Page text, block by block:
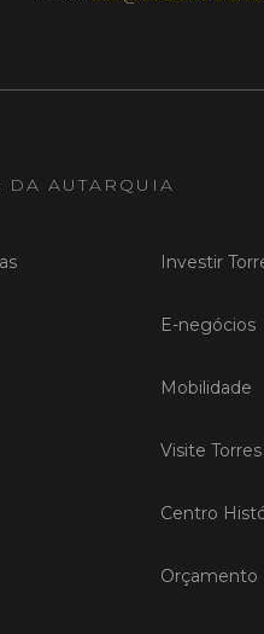
DA AUTARQUIA
Investir
E-negócios
Mobilidade
Visite
Centro
Orçamento